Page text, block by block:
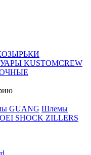
KUSTOMCREW
GUANG Шлемы
SHOCK ZILLERS